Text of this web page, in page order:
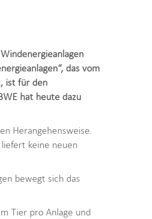
das vom
ist für den
hat heute dazu
Herangehensweise.
keine neuen
bewegt sich das
Tier pro Anlage und